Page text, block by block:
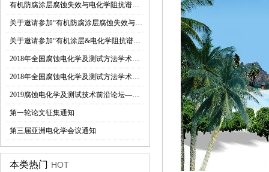
有机防腐涂层腐蚀失效与电化学阻抗谱技术应用研究研讨会即将在西安召开
关于邀请参加“有机防腐涂层腐蚀失效与电化学阻抗谱技术应用研究高级研讨会”的函
关于邀请参加“有机涂层&电化学阻抗谱技术研讨与培训会”的函
2018年全国腐蚀电化学及测试方法学术交流会第三轮通知
2018年全国腐蚀电化学及测试方法学术交流会在京召开
2019腐蚀电化学及测试技术前沿论坛—会议通知(第一轮)
第一轮论文征集通知
第三届亚洲电化学会议通知
本类热门 HOT